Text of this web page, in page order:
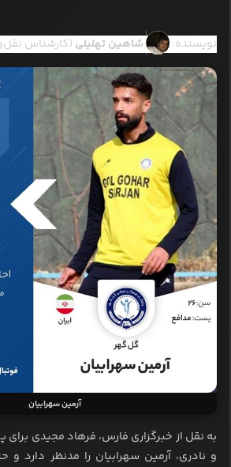
نویسنده: شاهین تهلیلی (کارشناس
آرمین سهرابیان
به نقل از خبرگزاری فارس، فرهاد مجیدی برای
و نادری، آرمین سهرابیان را مدنظر دارد